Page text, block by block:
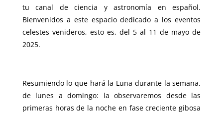
tu canal de ciencia y astronomía en español.
Bienvenidos a este espacio dedicado a los eventos
celestes venideros, esto es, del 5 al 11 de mayo de
2025.
Resumiendo lo que hará la Luna durante la semana,
de lunes a domingo: la observaremos desde las
primeras horas de la noche en fase creciente gibosa